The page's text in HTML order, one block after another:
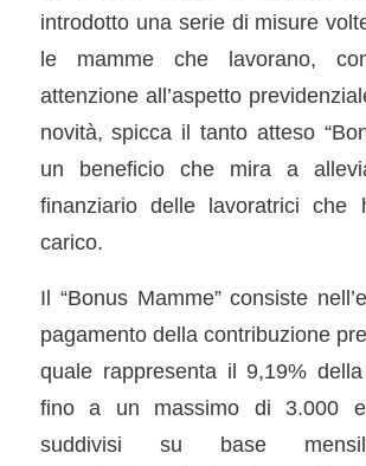
introdotto una serie di misure
le mamme che lavorano,
attenzione all’aspetto
novità, spicca il tanto atteso
un beneficio che mira a
finanziario delle lavoratrici che
carico.
Il “Bonus Mamme” consiste
pagamento della contribuzione
quale rappresenta il 9,19%
fino a un massimo di 3.000
suddivisi su base